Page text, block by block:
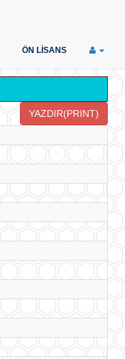
ÖN LİSANS